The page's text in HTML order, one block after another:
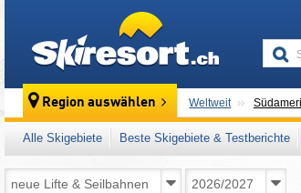
Region auswählen Weltweit
Alle Skigebiete Beste Skigebiete & Testberichte